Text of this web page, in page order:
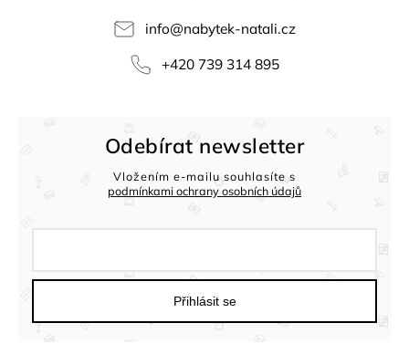
info@nabytek-natali.cz
+420 739 314 895
Odebírat newsletter
Vložením e-mailu souhlasíte s
podmínkami ochrany osobních údajů
Přihlásit se